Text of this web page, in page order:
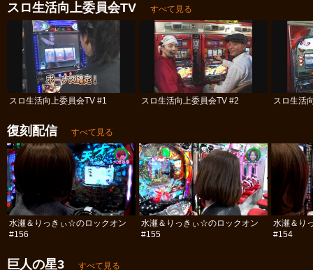
スロ生活向上委員会TV
すべて見る
スロ生活向上委員会TV #1 スロ生活向上委員会TV #2 スロ生活
復刻配信 すべて見る
水瀬＆りっきぃ☆のロックオン
#156
水瀬＆りっきぃ☆のロックオン
#155
水瀬＆り
#154
巨人の星3 すべて見る